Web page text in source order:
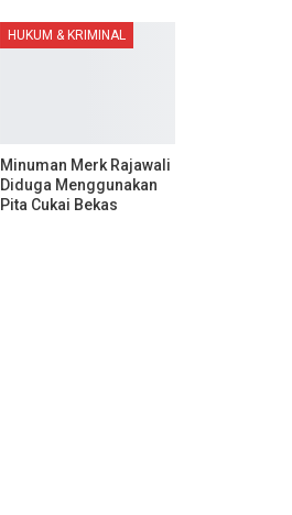
HUKUM & KRIMINAL
Minuman Merk Rajawali
Diduga Menggunakan
Pita Cukai Bekas